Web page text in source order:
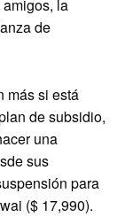
la
de
más si está
de subsidio,
una
sus
para
($ 17,990).